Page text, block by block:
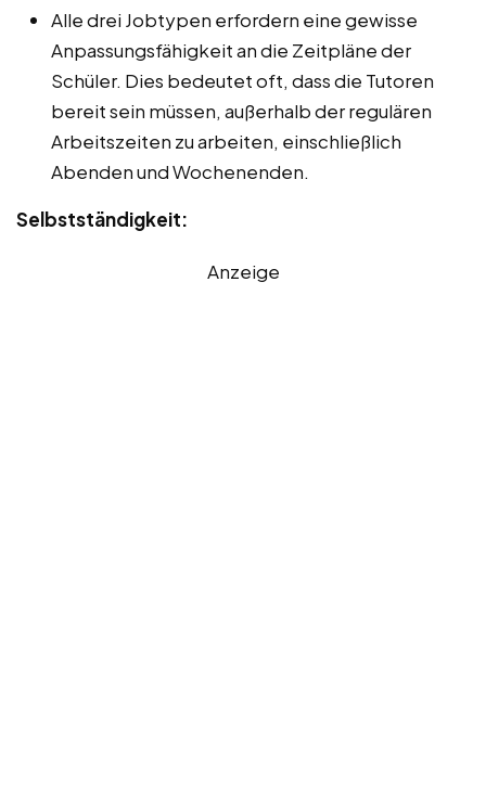
Alle drei Jobtypen erfordern eine gewisse
Anpassungsfähigkeit an die Zeitpläne der
Schüler. Dies bedeutet oft, dass die Tutoren
bereit sein müssen, außerhalb der regulären
Arbeitszeiten zu arbeiten, einschließlich
Abenden und Wochenenden.
Selbstständigkeit:
Anzeige